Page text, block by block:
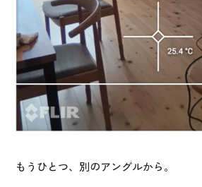
もうひとつ、別のアングルから。